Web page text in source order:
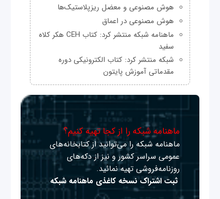
هوش مصنوعی و معضل ریزپلاستیک‌ها
هوش مصنوعی در اعماق
ماهنامه شبکه منتشر کرد: کتاب CEH هکر کلاه
سفید
شبکه منتشر کرد: کتاب الکترونیکی دوره
مقدماتی آموزش پایتون
ماهنامه شبکه را از کجا تهیه کنیم؟
ماهنامه شبکه را می‌توانید از کتابخانه‌های
عمومی سراسر کشور و نیز از دکه‌های
روزنامه‌فروشی تهیه نمائید.
ثبت اشتراک نسخه کاغذی ماهنامه شبکه